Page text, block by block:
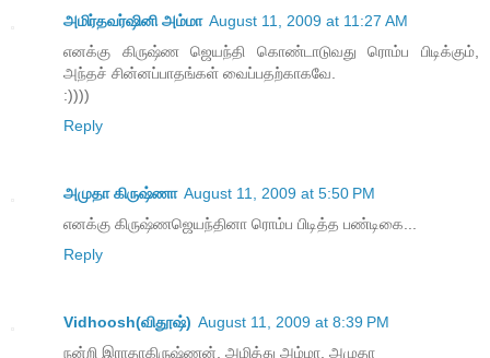
அமிர்தவர்ஷினி அம்மா August 11, 2009 at 11:27 AM
எனக்கு கிருஷ்ண ஜெயந்தி கொண்டாடுவது ரொம்ப பிடிக்கும்,
அந்தச் சின்னப்பாதங்கள் வைப்பதற்காகவே.
:))))
Reply
அமுதா கிருஷ்ணா August 11, 2009 at 5:50 PM
எனக்கு கிருஷ்ணஜெயந்தினா ரொம்ப பிடித்த பண்டிகை...
Reply
Vidhoosh(விதூஷ்) August 11, 2009 at 8:39 PM
நன்றி இராதாகிருஷ்ணன், அமித்து அம்மா, அமுதா